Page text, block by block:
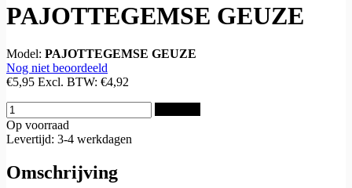
PAJOTTEGEMSE GEUZE
Model: PAJOTTEGEMSE GEUZE
Nog niet beoordeeld
€5,95 Excl. BTW: €4,92
Op voorraad
Levertijd: 3-4 werkdagen
Omschrijving